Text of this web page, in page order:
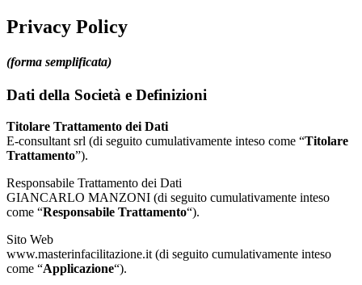
Privacy Policy
(forma semplificata)
Dati della Società e Definizioni
Titolare Trattamento dei Dati
E-consultant srl (di seguito cumulativamente inteso come “Titolare
Trattamento”).
Responsabile Trattamento dei Dati
GIANCARLO MANZONI (di seguito cumulativamente inteso
come “Responsabile Trattamento“).
Sito Web
www.masterinfacilitazione.it (di seguito cumulativamente inteso
come “Applicazione“).